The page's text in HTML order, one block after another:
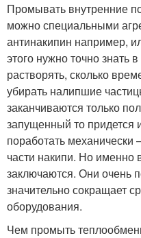
Промывать внутренние
можно специальными
антинакипин например,
этого нужно точно знать
растворять, сколько
убирать налипшие
заканчиваются только
запущенный то придется
поработать механически
части накипи. Но именно
заключаются. Они очень
значительно сокращает
оборудования.
Чем промыть